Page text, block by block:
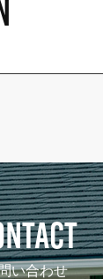
い合わせ